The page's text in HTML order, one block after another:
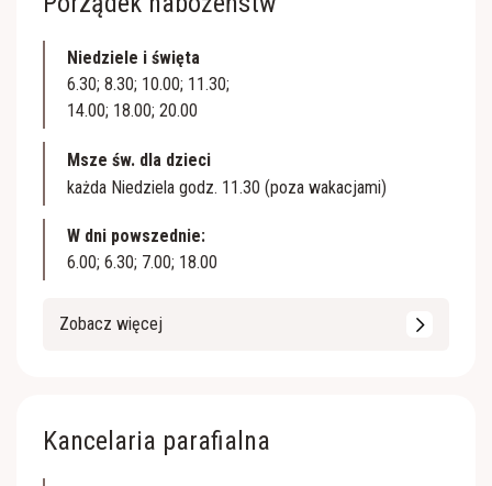
Niedziele i święta
6.30; 8.30; 10.00; 11.30;
14.00; 18.00; 20.00
Msze św. dla dzieci
każda Niedziela godz. 11.30 (poza wakacjami)
W dni powszednie:
6.00; 6.30; 7.00; 18.00
Zobacz więcej
Kancelaria parafialna